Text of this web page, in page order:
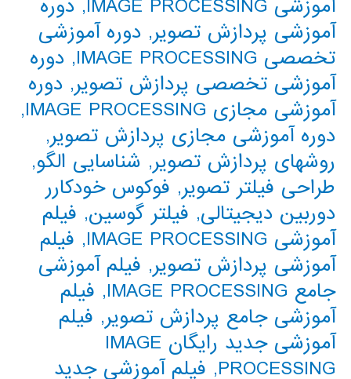
آموزشی IMAGE PROCESSING
, دوره
آموزشی پردازش تصویر, دوره آموزشی
تخصصی IMAGE PROCESSING
, دوره
آموزشی تخصصی پردازش تصویر, دوره
آموزشی مجازی IMAGE PROCESSING
,
دوره آموزشی مجازی پردازش تصویر,
روشهای پردازش تصویر, شناسایی الگو,
طراحی فیلتر تصویر, فوکوس خودکارر
دوربین دیجیتالی, فیلتر گوسین, فیلم
آموزشی IMAGE PROCESSING
, فیلم
آموزشی پردازش تصویر, فیلم آموزشی
جامع IMAGE PROCESSING
, فیلم
آموزشی جامع پردازش تصویر, فیلم
آموزشی جدید رایگان IMAGE
PROCESSING
, فیلم آموزشی جدید